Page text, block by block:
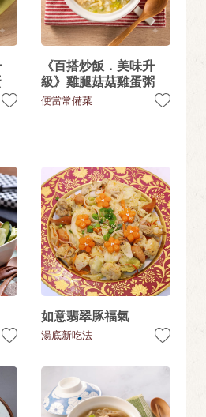
《百搭炒飯．美味升
級》雞腿菇菇雞蛋粥
便當常備菜
如意翡翠豚福氣
湯底新吃法